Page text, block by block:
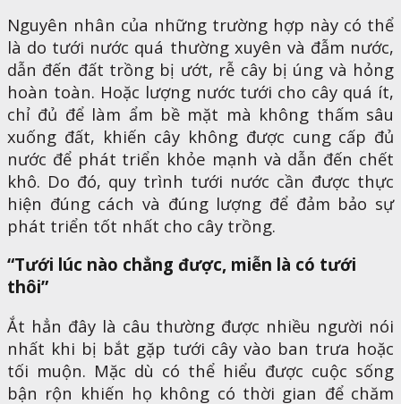
Nguyên nhân của những trường hợp này có thể
là do tưới nước quá thường xuyên và đẫm nước,
dẫn đến đất trồng bị ướt, rễ cây bị úng và hỏng
hoàn toàn. Hoặc lượng nước tưới cho cây quá ít,
chỉ đủ để làm ẩm bề mặt mà không thấm sâu
xuống đất, khiến cây không được cung cấp đủ
nước để phát triển khỏe mạnh và dẫn đến chết
khô. Do đó, quy trình tưới nước cần được thực
hiện đúng cách và đúng lượng để đảm bảo sự
phát triển tốt nhất cho cây trồng.
“Tưới lúc nào chẳng được, miễn là có tưới
thôi”
Ắt hẳn đây là câu thường được nhiều người nói
nhất khi bị bắt gặp tưới cây vào ban trưa hoặc
tối muộn. Mặc dù có thể hiểu được cuộc sống
bận rộn khiến họ không có thời gian để chăm